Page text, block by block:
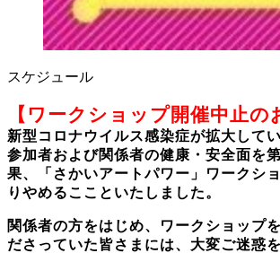
スケジュール
【ワークショップ開催中止の
新型コロナウイルス感染症が拡大して
参加者および関係者の健康・安全面を
果、「さかいアートパワー」ワークシ
りやめるここといたしました。
関係者の方をはじめ、ワークショップ
ださっていた皆さまには、大変ご迷惑